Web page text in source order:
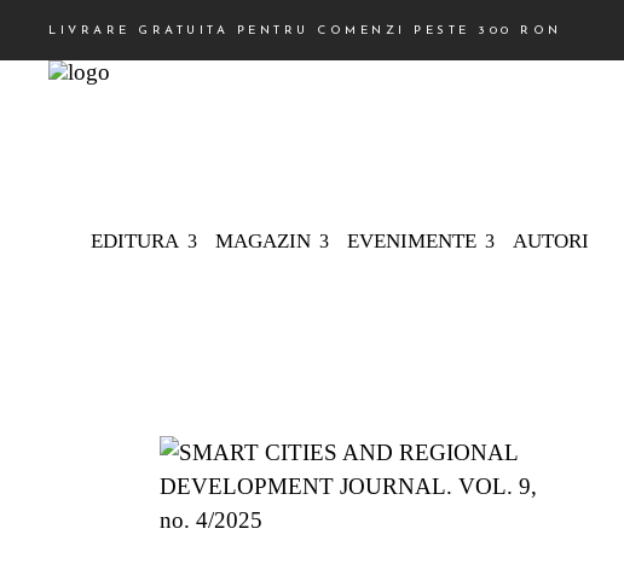
LIVRARE GRATUITA PENTRU COMENZI PESTE 300 RON
EDITURA MAGAZIN EVENIMENTE AUTORI